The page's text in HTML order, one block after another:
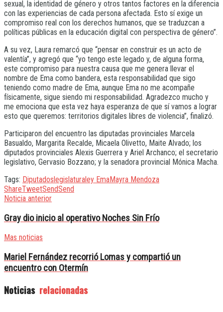
sexual, la identidad de género y otros tantos factores en la diferencia
con las experiencias de cada persona afectada. Esto sí exige un
compromiso real con los derechos humanos, que se traduzcan a
políticas públicas en la educación digital con perspectiva de género”.
A su vez, Laura remarcó que “pensar en construir es un acto de
valentía”, y agregó que “yo tengo este legado y, de alguna forma,
este compromiso para nuestra causa que me genera llevar el
nombre de Ema como bandera, esta responsabilidad que sigo
teniendo como madre de Ema, aunque Ema no me acompañe
físicamente, sigue siendo mi responsabilidad. Agradezco mucho y
me emociona que esta vez haya esperanza de que sí vamos a lograr
esto que queremos: territorios digitales libres de violencia”, finalizó.
Participaron del encuentro las diputadas provinciales Marcela
Basualdo, Margarita Recalde, Micaela Olivetto, Maite Alvado; los
diputados provinciales Alexis Guerrera y Ariel Archanco; el secretario
legislativo, Gervasio Bozzano; y la senadora provincial Mónica Macha.
Tags: Diputadoslegislaturaley EmaMayra Mendoza
ShareTweetSendSend
Noticia anterior
Gray dio inicio al operativo Noches Sin Frío
Mas noticias
Mariel Fernández recorrió Lomas y compartió un
encuentro con Otermín
Noticias relacionadas